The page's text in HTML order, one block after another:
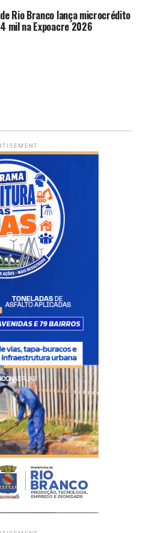
Rio Branco lança microcrédito
mil na Expoacre 2026